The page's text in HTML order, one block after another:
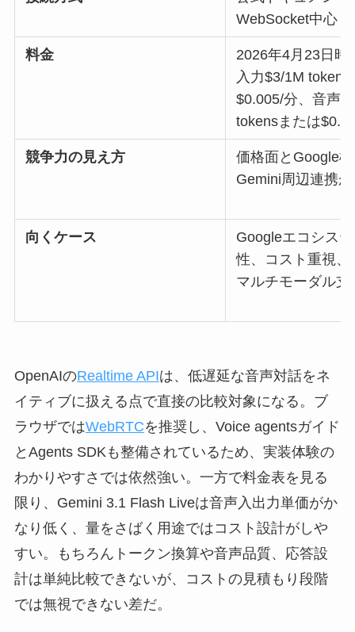
WebSocket中心
料金
2026年4月23日時
入力$3/1M tokens
$0.005/分、音声
tokensまたは
競争力の見え方
価格面とGoogle
Gemini周辺連携
向くケース
Googleエコシス
性、コスト重視、
マルチモーダル支
OpenAIのRealtime APIは、低遅延な音声対話をネ
イティブに扱える点で直接の比較対象になる。ブ
ラウザではWebRTCを推奨し、Voice agentsガイド
とAgents SDKも整備されているため、実装体験の
わかりやすさでは依然強い。一方で料金表を見る
限り、Gemini 3.1 Flash Liveは音声入出力単価がか
なり低く、量をさばく用途ではコスト設計がしや
すい。もちろんトークン換算や音声品質、応答設
計は単純比較できないが、コストの見積もり段階
では無視できない差だ。